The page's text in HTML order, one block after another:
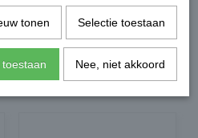
denier, beige/zwart
In winkelwagen
tonen Selectie toestaan
toestaan Nee, niet akkoord